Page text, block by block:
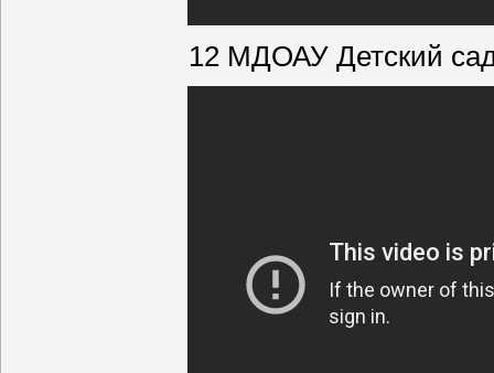
12 МДОАУ Детский